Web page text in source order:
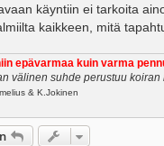
käyntiin ei tarkoita
kaikkeen, mitä
epävarmaa kuin varma
välinen suhde perustuu
& K.Jokinen